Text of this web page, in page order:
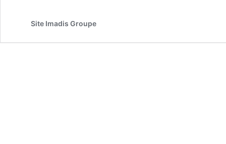
Site Imadis Groupe